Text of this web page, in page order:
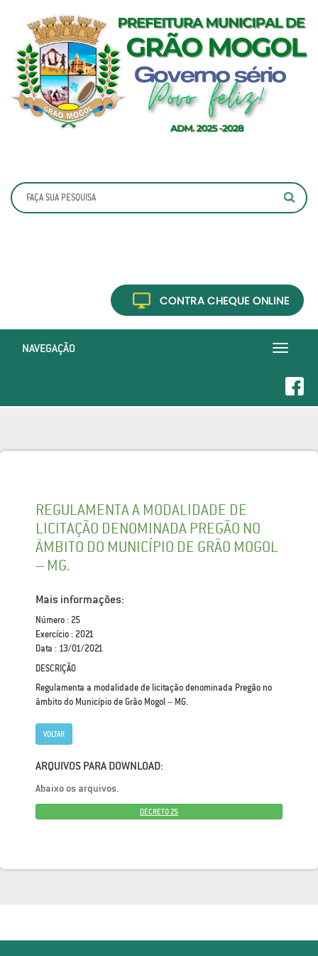
Toggle
NAVEGAÇÃO
REGULAMENTA A MODALIDADE DE
LICITAÇÃO DENOMINADA PREGÃO NO
ÂMBITO DO MUNICÍPIO DE GRÃO MOGOL
– MG.
Mais informações:
Número : 25
Exercício : 2021
Data : 13/01/2021
DESCRIÇÃO
Regulamenta a modalidade de licitação denominada Pregão no
âmbito do Município de Grão Mogol – MG.
VOLTAR
ARQUIVOS PARA DOWNLOAD:
Abaixo os arquivos.
DECRETO 25